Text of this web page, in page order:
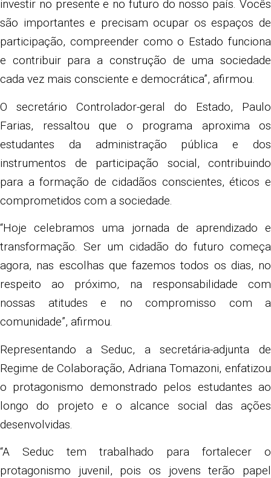
investir no presente e no futuro do nosso país. Vocês
são importantes e precisam ocupar os espaços de
participação, compreender como o Estado funciona
e contribuir para a construção de uma sociedade
cada vez mais consciente e democrática”, afirmou.
O secretário Controlador-geral do Estado, Paulo
Farias, ressaltou que o programa aproxima os
estudantes da administração pública e dos
instrumentos de participação social, contribuindo
para a formação de cidadãos conscientes, éticos e
comprometidos com a sociedade.
“Hoje celebramos uma jornada de aprendizado e
transformação. Ser um cidadão do futuro começa
agora, nas escolhas que fazemos todos os dias, no
respeito ao próximo, na responsabilidade com
nossas atitudes e no compromisso com a
comunidade”, afirmou.
Representando a Seduc, a secretária-adjunta de
Regime de Colaboração, Adriana Tomazoni, enfatizou
o protagonismo demonstrado pelos estudantes ao
longo do projeto e o alcance social das ações
desenvolvidas.
“A Seduc tem trabalhado para fortalecer o
protagonismo juvenil, pois os jovens terão papel